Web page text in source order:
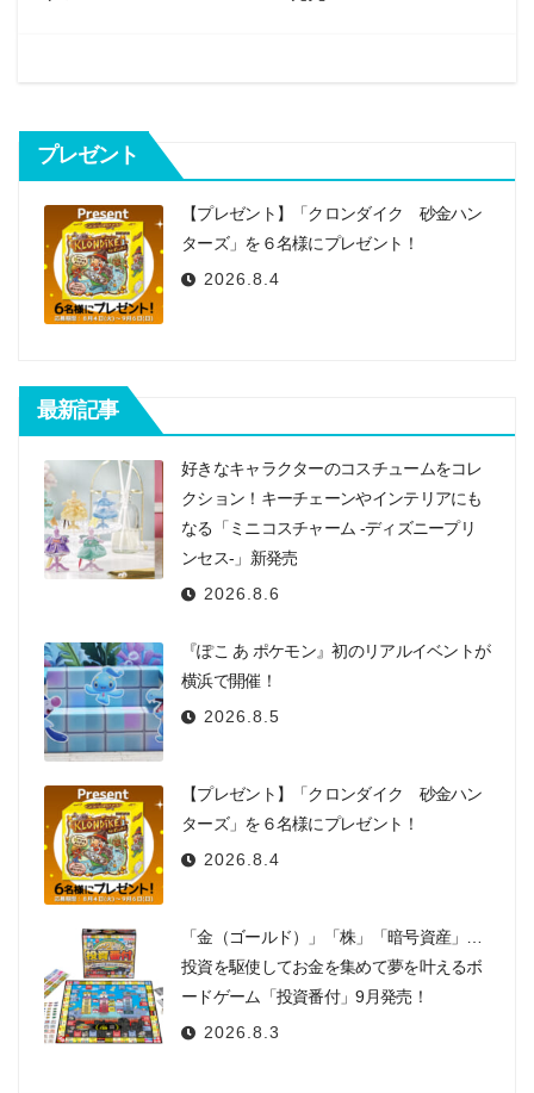
ョ
ン
プレゼント
【プレゼント】「クロンダイク 砂金ハン
ターズ」を６名様にプレゼント！
2026.8.4
最新記事
好きなキャラクターのコスチュームをコレ
クション！キーチェーンやインテリアにも
なる「ミニコスチャーム -ディズニープリ
ンセス-」新発売
2026.8.6
『ぽこ あ ポケモン』初のリアルイベントが
横浜で開催！
2026.8.5
【プレゼント】「クロンダイク 砂金ハン
ターズ」を６名様にプレゼント！
2026.8.4
「金（ゴールド）」「株」「暗号資産」…
投資を駆使してお金を集めて夢を叶えるボ
ードゲーム「投資番付」9月発売！
2026.8.3